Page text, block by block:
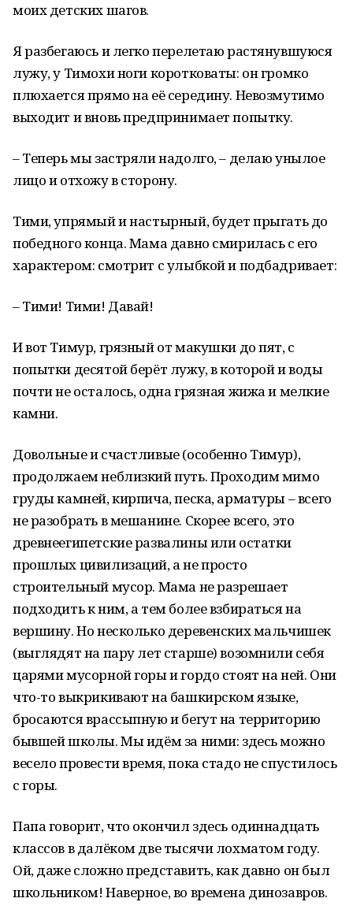
моих детских шагов.
Я разбегаюсь и легко перелетаю растянувшуюся
лужу, у Тимохи ноги коротковаты: он громко
плюхается прямо на её середину. Невозмутимо
выходит и вновь предпринимает попытку.
– Теперь мы застряли надолго, – делаю унылое
лицо и отхожу в сторону.
Тими, упрямый и настырный, будет прыгать до
победного конца. Мама давно смирилась с его
характером: смотрит с улыбкой и подбадривает:
– Тими! Тими! Давай!
И вот Тимур, грязный от макушки до пят, с
попытки десятой берёт лужу, в которой и воды
почти не осталось, одна грязная жижа и мелкие
камни.
Довольные и счастливые (особенно Тимур),
продолжаем неблизкий путь. Проходим мимо
груды камней, кирпича, песка, арматуры – всего
не разобрать в мешанине. Скорее всего, это
древнеегипетские развалины или остатки
прошлых цивилизаций, а не просто
строительный мусор. Мама не разрешает
подходить к ним, а тем более взбираться на
вершину. Но несколько деревенских мальчишек
(выглядят на пару лет старше) возомнили себя
царями мусорной горы и гордо стоят на ней. Они
что-то выкрикивают на башкирском языке,
бросаются врассыпную и бегут на территорию
бывшей школы. Мы идём за ними: здесь можно
весело провести время, пока стадо не спустилось
с горы.
Папа говорит, что окончил здесь одиннадцать
классов в далёком две тысячи лохматом году.
Ой, даже сложно представить, как давно он был
школьником! Наверное, во времена динозавров.